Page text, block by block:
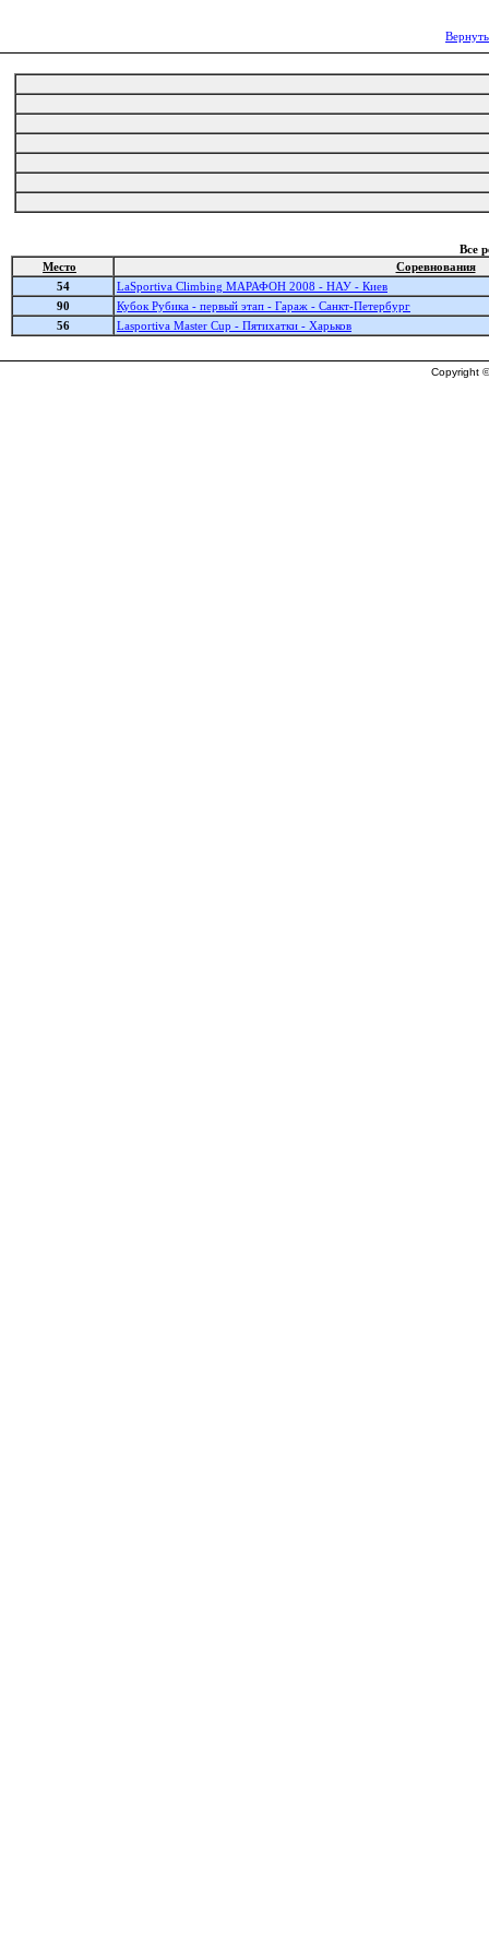
Все
Место
Соревнования
54
LaSportiva Climbing МАРАФОН 2008 - НАУ - Киев
90
Кубок Рубика - первый этап - Гараж - Санкт-Петербург
56
Lasportiva Master Cup - Пятихатки - Харьков
Copyright